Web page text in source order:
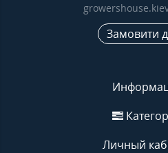
Замовити
Личный